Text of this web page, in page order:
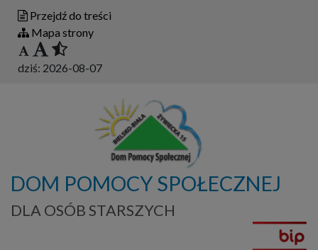
Przejdź do treści
Mapa strony
dziś: 2026-08-07
DOM POMOCY SPOŁECZNEJ
DLA OSÓB STARSZYCH